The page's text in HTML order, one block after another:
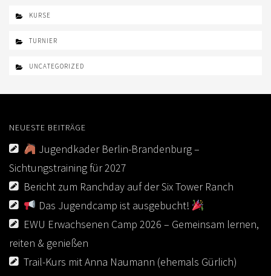
KURSE
TURNIER
UNCATEGORIZED
NEUESTE BEITRÄGE
Jugendkader Berlin-Brandenburg –
Sichtungstraining für 2027
Bericht zum Ranchday auf der Six Tower Ranch
Das Jugendcamp ist ausgebucht!
EWU Erwachsenen Camp 2026 – Gemeinsam lernen,
reiten & genießen
Trail-Kurs mit Anna Naumann (ehemals Gürlich)